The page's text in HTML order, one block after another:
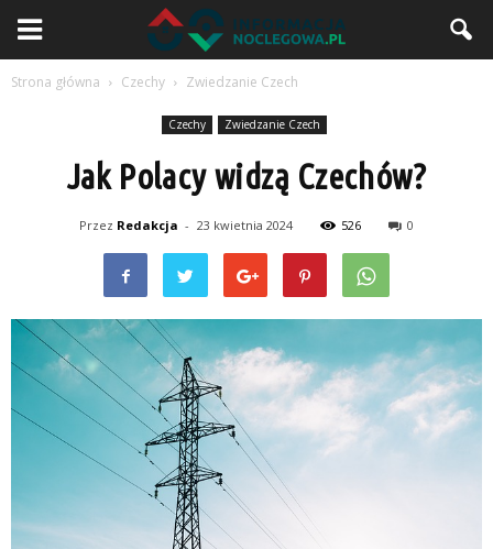
Strona główna Czechy Zwiedzanie Czech
Czechy Zwiedzanie Czech
Jak Polacy widzą Czechów?
Przez Redakcja - 23 kwietnia 2024 526 0